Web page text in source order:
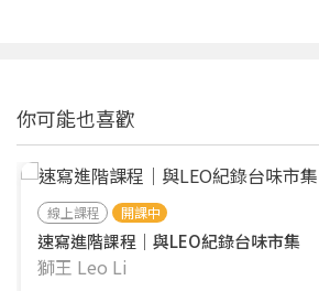
你可能也喜歡
線上課程 開課中
速寫進階課程｜與LEO紀錄台味市集
獅王 Leo Li